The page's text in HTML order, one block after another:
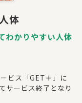
体
わかりやすい人体
ビス「GET＋」に
サービス終了となり